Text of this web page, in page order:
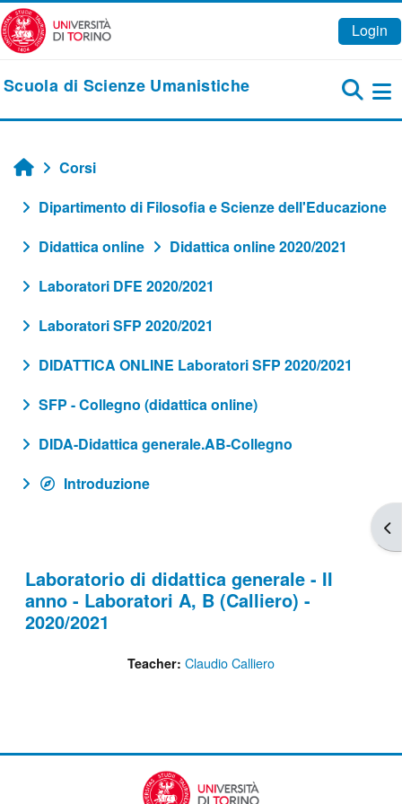
Vai al contenuto principale
Login
Scuola di Scienze Umanistiche
Home
Corsi
Dipartimento di Filosofia e Scienze dell'Educazione
Didattica online
Didattica online 2020/2021
Laboratori DFE 2020/2021
Laboratori SFP 2020/2021
DIDATTICA ONLINE Laboratori SFP 2020/2021
SFP - Collegno (didattica online)
DIDA-Didattica generale.AB-Collegno
Introduzione
Laboratorio di didattica generale - II
anno - Laboratori A, B (Calliero) -
2020/2021
Teacher: Claudio Calliero